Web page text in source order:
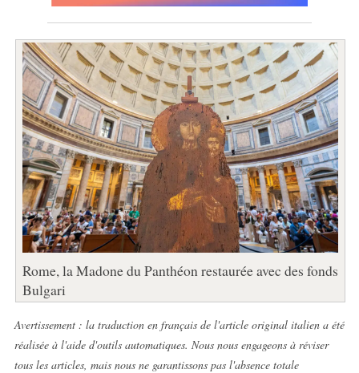
Rome, la Madone du Panthéon restaurée avec des fonds
Bulgari
Avertissement : la traduction en français de l'article original italien a été
réalisée à l'aide d'outils automatiques. Nous nous engageons à réviser
tous les articles, mais nous ne garantissons pas l'absence totale